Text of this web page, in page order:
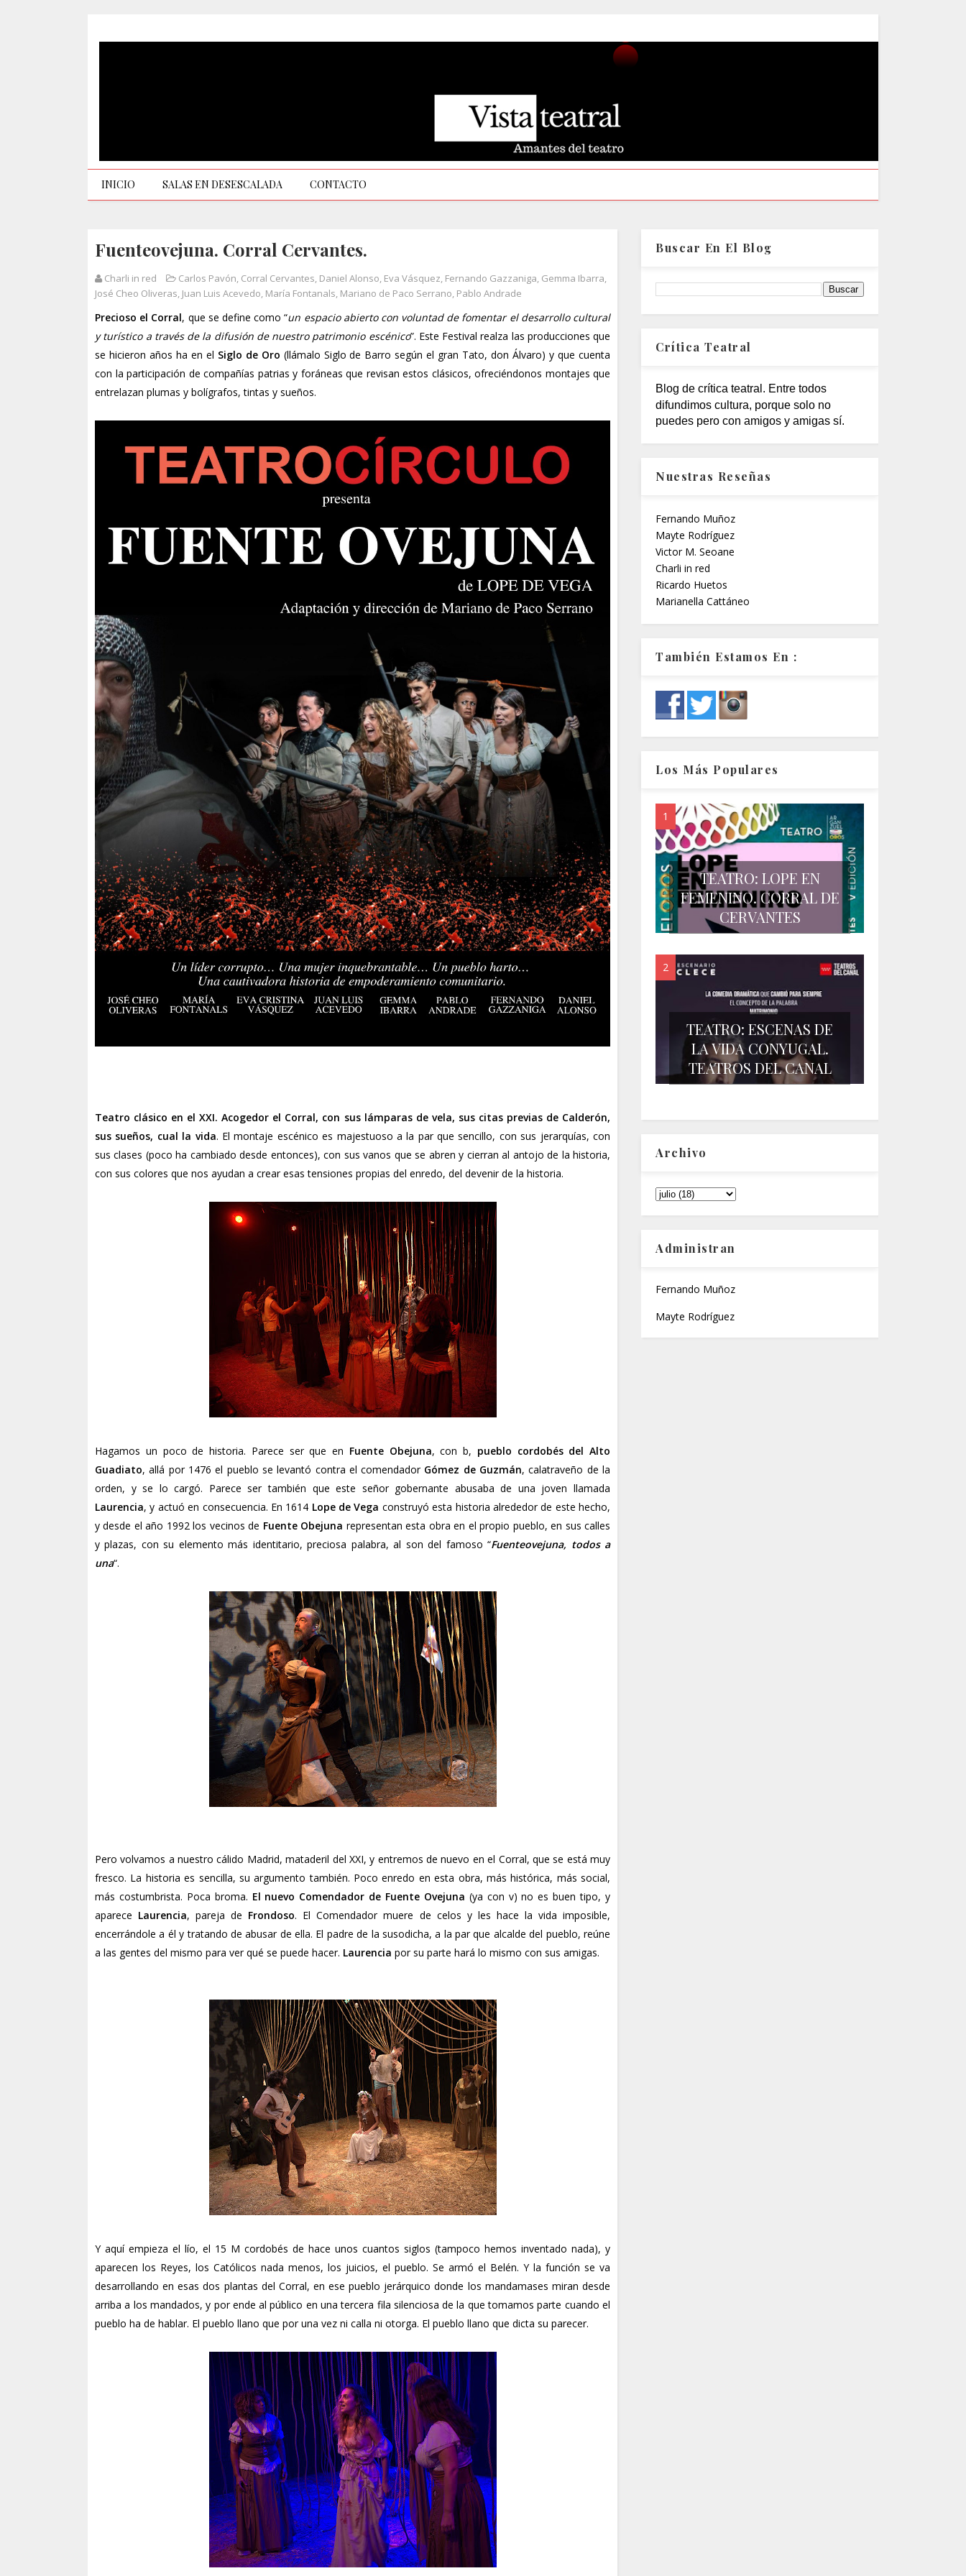
INICIO SALAS EN DESESCALADA CONTACTO
Fuenteovejuna. Corral Cervantes.
Charli in red Carlos Pavón, Corral Cervantes, Daniel Alonso, Eva Vásquez, Fernando Gazzaniga, Gemma Ibarra,
José Cheo Oliveras, Juan Luis Acevedo, María Fontanals, Mariano de Paco Serrano, Pablo Andrade
Precioso el Corral, que se define como “un espacio abierto con voluntad de fomentar el desarrollo cultural
y turístico a través de la difusión de nuestro patrimonio escénico”. Este Festival realza las producciones que
se hicieron años ha en el Siglo de Oro (llámalo Siglo de Barro según el gran Tato, don Álvaro) y que cuenta
con la participación de compañías patrias y foráneas que revisan estos clásicos, ofreciéndonos montajes que
entrelazan plumas y bolígrafos, tintas y sueños.
Teatro clásico en el XXI. Acogedor el Corral, con sus lámparas de vela, sus citas previas de Calderón,
sus sueños, cual la vida. El montaje escénico es majestuoso a la par que sencillo, con sus jerarquías, con
sus clases (poco ha cambiado desde entonces), con sus vanos que se abren y cierran al antojo de la historia,
con sus colores que nos ayudan a crear esas tensiones propias del enredo, del devenir de la historia.
Hagamos un poco de historia. Parece ser que en Fuente Obejuna, con b, pueblo cordobés del Alto
Guadiato, allá por 1476 el pueblo se levantó contra el comendador Gómez de Guzmán, calatraveño de la
orden, y se lo cargó. Parece ser también que este señor gobernante abusaba de una joven llamada
Laurencia, y actuó en consecuencia. En 1614 Lope de Vega construyó esta historia alrededor de este hecho,
y desde el año 1992 los vecinos de Fuente Obejuna representan esta obra en el propio pueblo, en sus calles
y plazas, con su elemento más identitario, preciosa palabra, al son del famoso “Fuenteovejuna, todos a
una“.
Pero volvamos a nuestro cálido Madrid, mataderil del XXI, y entremos de nuevo en el Corral, que se está muy
fresco. La historia es sencilla, su argumento también. Poco enredo en esta obra, más histórica, más social,
más costumbrista. Poca broma. El nuevo Comendador de Fuente Ovejuna (ya con v) no es buen tipo, y
aparece Laurencia, pareja de Frondoso. El Comendador muere de celos y les hace la vida imposible,
encerrándole a él y tratando de abusar de ella. El padre de la susodicha, a la par que alcalde del pueblo, reúne
a las gentes del mismo para ver qué se puede hacer. Laurencia por su parte hará lo mismo con sus amigas.
Y aquí empieza el lío, el 15 M cordobés de hace unos cuantos siglos (tampoco hemos inventado nada), y
aparecen los Reyes, los Católicos nada menos, los juicios, el pueblo. Se armó el Belén. Y la función se va
desarrollando en esas dos plantas del Corral, en ese pueblo jerárquico donde los mandamases miran desde
arriba a los mandados, y por ende al público en una tercera fila silenciosa de la que tomamos parte cuando el
pueblo ha de hablar. El pueblo llano que por una vez ni calla ni otorga. El pueblo llano que dicta su parecer.
Buscar En El Blog
Crítica Teatral
Blog de crítica teatral. Entre todos
difundimos cultura, porque solo no
puedes pero con amigos y amigas sí.
Nuestras Reseñas
Fernando Muñoz
Mayte Rodríguez
Victor M. Seoane
Charli in red
Ricardo Huetos
Marianella Cattáneo
También Estamos En :
Los Más Populares
TEATRO: LOPE EN
FEMENINO. CORRAL DE
CERVANTES
TEATRO: ESCENAS DE
LA VIDA CONYUGAL.
TEATROS DEL CANAL
Archivo
Administran
Fernando Muñoz
Mayte Rodríguez